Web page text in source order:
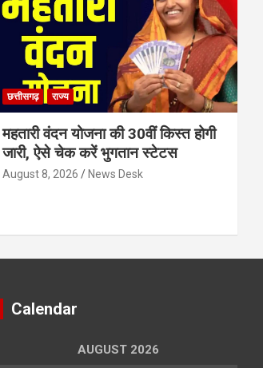
छत्तीसगढ़ राज्य
महतारी वंदन योजना की 30वीं किस्त होगी
जारी, ऐसे चेक करें भुगतान स्टेटस
August 8, 2026 News Desk
Calendar
AUGUST 2026